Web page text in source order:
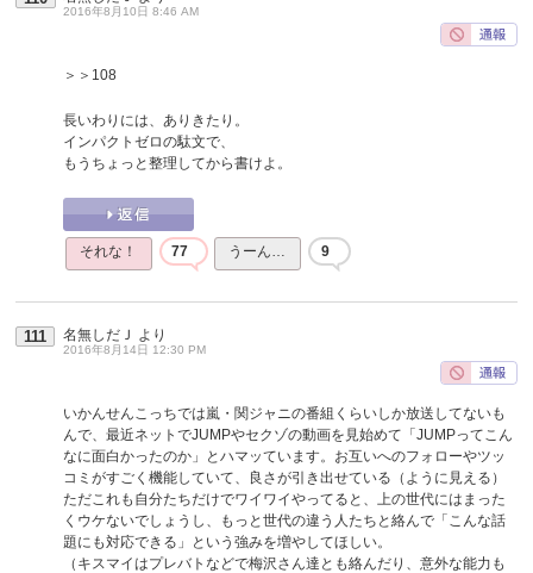
2016年8月10日 8:46 AM
＞＞108
長いわりには、ありきたり。
インパクトゼロの駄文で、
もうちょっと整理してから書けよ。
それな！ 77 うーん… 9
111 名無しだＪ より
2016年8月14日 12:30 PM
いかんせんこっちでは嵐・関ジャニの番組くらいしか放送してないも
んで、最近ネットでJUMPやセクゾの動画を見始めて「JUMPってこん
なに面白かったのか」とハマッています。お互いへのフォローやツッ
コミがすごく機能していて、良さが引き出せている（ように見える）
ただこれも自分たちだけでワイワイやってると、上の世代にはまった
くウケないでしょうし、もっと世代の違う人たちと絡んで「こんな話
題にも対応できる」という強みを増やしてほしい。
（キスマイはプレバトなどで梅沢さん達とも絡んだり、意外な能力も